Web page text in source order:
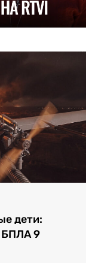
дети:
БПЛА 9